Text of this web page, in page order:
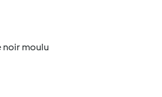
noir moulu